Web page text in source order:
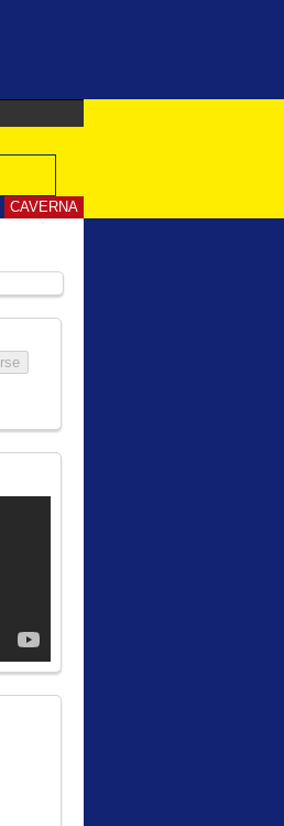
CAVERNA